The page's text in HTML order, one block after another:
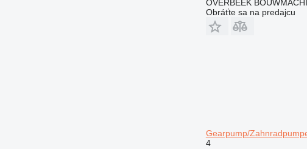
OVERBEEK
Obráťte sa na predajcu
Gearpump/
4